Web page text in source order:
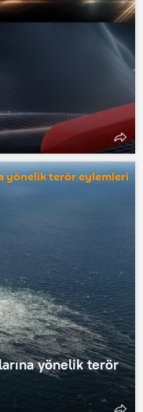
yönelik terör eylemleri
yönelik terör